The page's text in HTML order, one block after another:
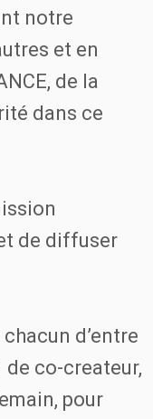
notre
et en
de la
dans ce
de diffuser
d’entre
co-createur,
pour